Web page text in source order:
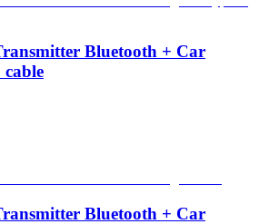
Bluetooth + Car
Bluetooth + Car